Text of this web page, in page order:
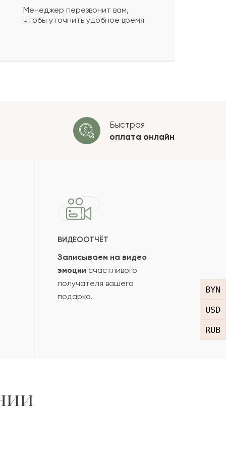
BYN
USD
RUB
будет+?
ОСТАВИТЬ ОТЗЫВ
Менеджер перезвонит вам,
чтобы уточнить удобное время
Быстрая
оплата онлайн
ВИДЕООТЧЁТ
Записываем на видео
эмоции счастливого
получателя вашего
подарка.